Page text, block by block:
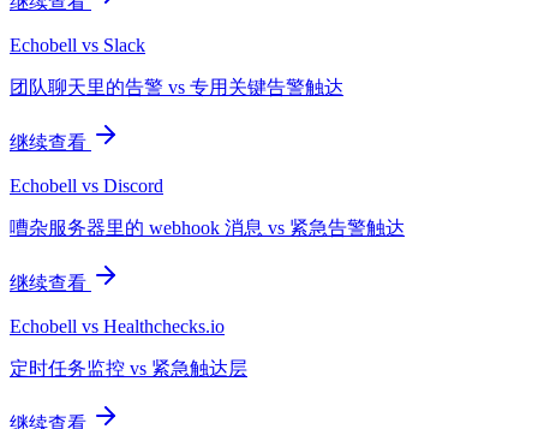
Echobell vs Slack
团队聊天里的告警 vs 专用关键告警触达
继续查看
Echobell vs Discord
嘈杂服务器里的 webhook 消息 vs 紧急告警触达
继续查看
Echobell vs Healthchecks.io
定时任务监控 vs 紧急触达层
继续查看